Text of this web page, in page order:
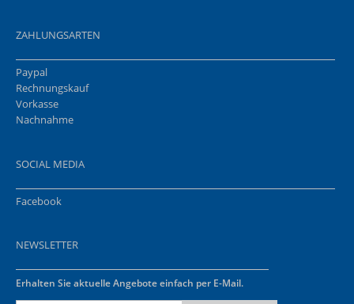
ZAHLUNGSARTEN
Paypal
Rechnungskauf
Vorkasse
Nachnahme
SOCIAL MEDIA
Facebook
NEWSLETTER
Erhalten Sie aktuelle Angebote einfach per E-Mail.